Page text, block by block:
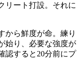
リート打設。それに
ら鮮度が命。練り
始り、必要な強度が
認すると20分前にプ